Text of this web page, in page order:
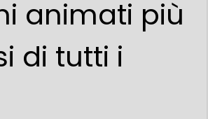
animati più
di tutti i